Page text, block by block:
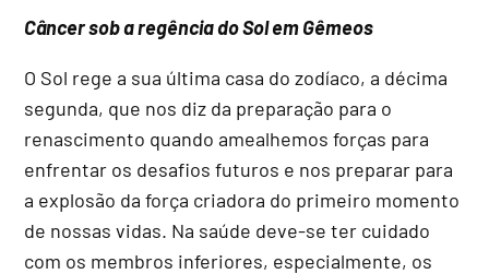
Câncer sob a regência do Sol em Gêmeos
O Sol rege a sua última casa do zodíaco, a décima
segunda, que nos diz da preparação para o
renascimento quando amealhemos forças para
enfrentar os desafios futuros e nos preparar para
a explosão da força criadora do primeiro momento
de nossas vidas. Na saúde deve-se ter cuidado
com os membros inferiores, especialmente, os